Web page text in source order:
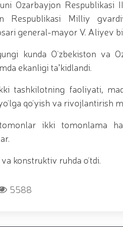
ravishda olib
/ / Farg‘ona viloyatida
tinglovchilar uchun
saviyada bo'lib o'tdi.
/ / Davlatimiz
yuzasidan, Milliy
Surxondaryo viloyati
o‘tkazilgan musobaqada
ishtirokidagi ochiq
ko‘rgazmali
apparatlarini qo‘llash
tartibi hamda fuqarolar
Ozarbayjon Respublikasi
Respublikasi Milliy
general-mayor V. Aliyev
kunda O‘zbekiston va
ekanligi taʼkidlandi.
tashkilotning faoliyati,
qo‘yish va rivojlantirish
ikki tomonlama
konstruktiv ruhda o‘tdi.
5588